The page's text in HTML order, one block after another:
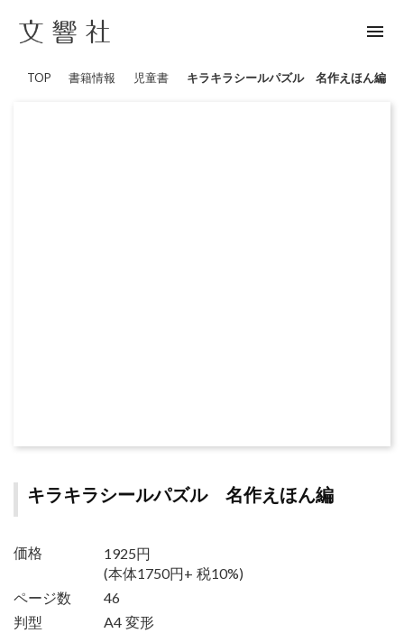
menu
TOP 書籍情報 児童書 キラキラシールパズル 名作えほん編
キラキラシールパズル 名作えほん編
価格
1925円
(本体1750円+ 税10%)
ページ数
46
判型
A4 変形